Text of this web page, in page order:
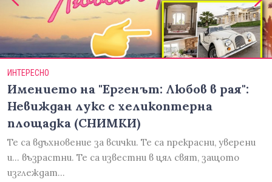
ИНТЕРЕСНО
Имението на "Ергенът: Любов в рая":
Невиждан лукс с хеликоптерна
площадка (СНИМКИ)
Те са вдъхновение за всички. Те са прекрасни, уверени
и... възрастни. Те са известни в цял свят, защото
изглеждат…